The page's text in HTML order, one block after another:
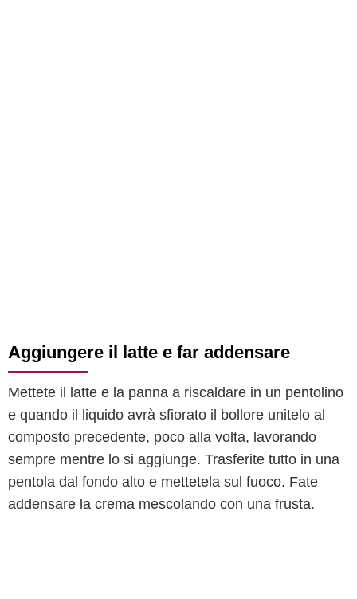
Aggiungere il latte e far addensare
Mettete il latte e la panna a riscaldare in un pentolino
e quando il liquido avrà sfiorato il bollore unitelo al
composto precedente, poco alla volta, lavorando
sempre mentre lo si aggiunge. Trasferite tutto in una
pentola dal fondo alto e mettetela sul fuoco. Fate
addensare la crema mescolando con una frusta.